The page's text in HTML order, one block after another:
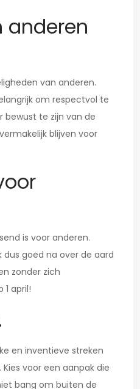
anderen
van anderen.
om respectvol te
bewust te zijn van de
blijven voor
is voor anderen.
goed na over de aard
zonder zich
april!
en inventieve streken
voor een aanpak die
bang om buiten de